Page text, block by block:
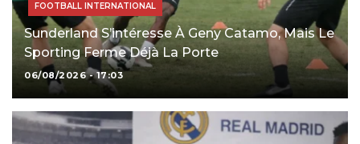
FOOTBALL INTERNATIONAL
Sunderland S’intéresse À Geny Catamo, Mais Le
Sporting Ferme Déjà La Porte
06/08/2026 - 17:03